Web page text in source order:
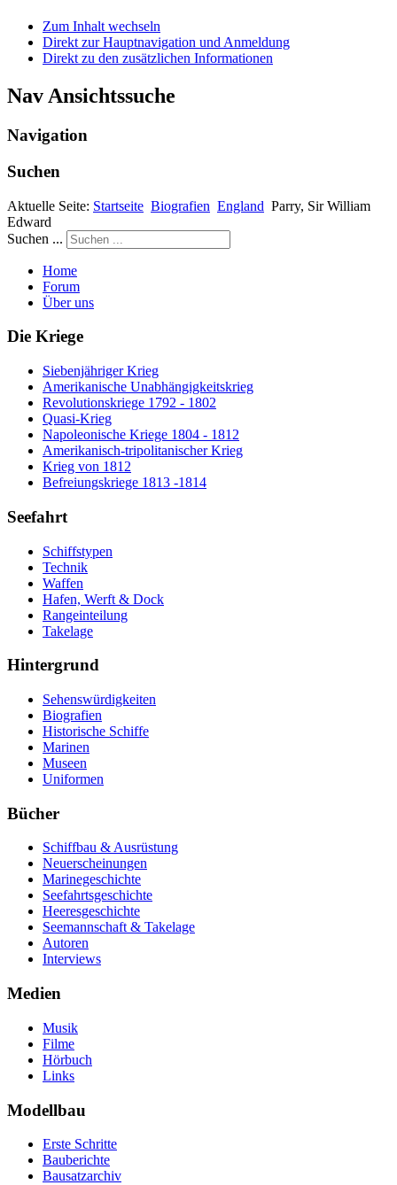
Zum Inhalt wechseln
Direkt zur Hauptnavigation und Anmeldung
Direkt zu den zusätzlichen Informationen
Nav Ansichtssuche
Navigation
Suchen
Aktuelle Seite: Startseite Biografien England Parry, Sir William
Edward
Suchen ...
Home
Forum
Über uns
Die Kriege
Siebenjähriger Krieg
Amerikanische Unabhängigkeitskrieg
Revolutionskriege 1792 - 1802
Quasi-Krieg
Napoleonische Kriege 1804 - 1812
Amerikanisch-tripolitanischer Krieg
Krieg von 1812
Befreiungskriege 1813 -1814
Seefahrt
Schiffstypen
Technik
Waffen
Hafen, Werft & Dock
Rangeinteilung
Takelage
Hintergrund
Sehenswürdigkeiten
Biografien
Historische Schiffe
Marinen
Museen
Uniformen
Bücher
Schiffbau & Ausrüstung
Neuerscheinungen
Marinegeschichte
Seefahrtsgeschichte
Heeresgeschichte
Seemannschaft & Takelage
Autoren
Interviews
Medien
Musik
Filme
Hörbuch
Links
Modellbau
Erste Schritte
Bauberichte
Bausatzarchiv